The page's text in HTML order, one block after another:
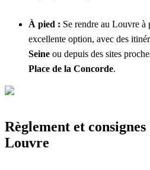
À pied : Se rendre au Louvre à
excellente option, avec des
Seine ou depuis des sites
Place de la Concorde.
Règlement et consignes
Louvre